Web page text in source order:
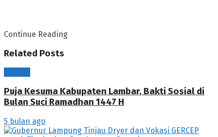
Continue Reading
Related Posts
Puja Kesuma Kabupaten Lambar, Bakti Sosial di
Bulan Suci Ramadhan 1447 H
5 bulan ago